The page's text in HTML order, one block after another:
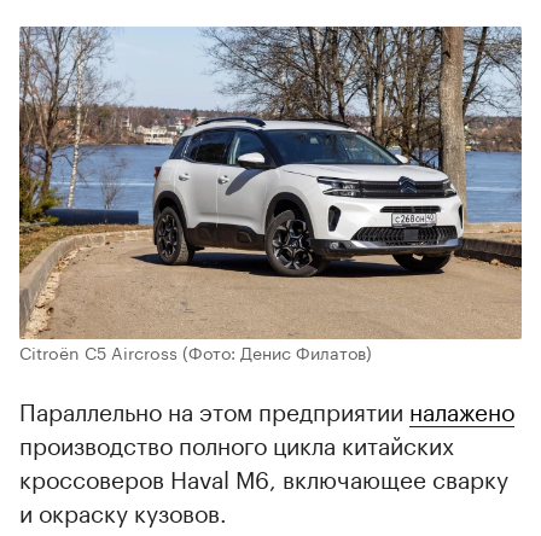
Citroёn C5 Aircross (Фото: Денис Филатов)
Параллельно на этом предприятии налажено
производство полного цикла китайских
кроссоверов Haval M6, включающее сварку
и окраску кузовов.